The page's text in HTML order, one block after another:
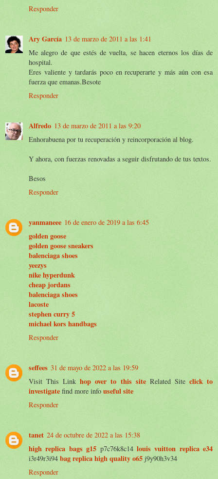
Responder
Ary García 13 de marzo de 2011 a las 1:41
Me alegro de que estés de vuelta, se hacen eternos los días de
hospital.
Eres valiente y tardarás poco en recuperarte y más aún con esa
fuerza que emanas.Besote
Responder
Alfredo 13 de marzo de 2011 a las 9:20
Enhorabuena por tu recuperación y reincorporación al blog.
Y ahora, con fuerzas renovadas a seguir disfrutando de tus textos.
Besos
Responder
yanmaneee 16 de enero de 2019 a las 6:45
golden goose
golden goose sneakers
balenciaga shoes
yeezys
nike hyperdunk
cheap jordans
balenciaga shoes
lacoste
stephen curry 5
michael kors handbags
Responder
seffees 31 de mayo de 2022 a las 19:59
Visit This Linkhop over to this siteRelated Site click to
investigate find more info useful site
Responder
tanet 24 de octubre de 2022 a las 15:38
high replica bags g15 p7c76k8c14 louis vuitton replica e34
i3r49r3i94 bag replica high quality o65 j9y90h3v34
Responder